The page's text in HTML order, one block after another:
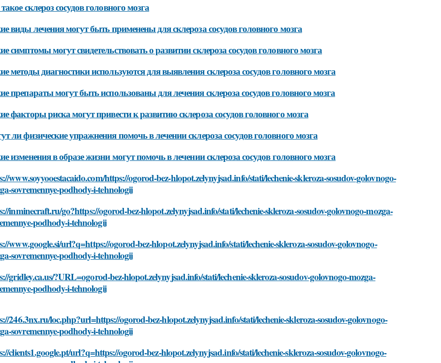
склероз сосудов головного мозга
виды лечения могут быть применены для склероза сосудов головного мозга
симптомы могут свидетельствовать о развитии склероза сосудов головного мозга
методы диагностики используются для выявления склероза сосудов головного мозга
препараты могут быть использованы для лечения склероза сосудов головного мозга
факторы риска могут привести к развитию склероза сосудов головного мозга
ли физические упражнения помочь в лечении склероза сосудов головного мозга
изменения в образе жизни могут помочь в лечении склероза сосудов головного мозга
www.soyyooestacaido.com/https://ogorod-bez-hlopot.zelynyjsad.info/stati/lechenie-skleroza-sosudov-golovnogo-
sovremennye-podhody-i-tehnologii
inminecraft.ru/go?https://ogorod-bez-hlopot.zelynyjsad.info/stati/lechenie-skleroza-sosudov-golovnogo-mozga-
podhody-i-tehnologii
www.google.si/url?q=https://ogorod-bez-hlopot.zelynyjsad.info/stati/lechenie-skleroza-sosudov-golovnogo-
sovremennye-podhody-i-tehnologii
gridley.ca.us/?URL=ogorod-bez-hlopot.zelynyjsad.info/stati/lechenie-skleroza-sosudov-golovnogo-mozga-
podhody-i-tehnologii
246.3nx.ru/loc.php?url=https://ogorod-bez-hlopot.zelynyjsad.info/stati/lechenie-skleroza-sosudov-golovnogo-
sovremennye-podhody-i-tehnologii
clients1.google.pt/url?q=https://ogorod-bez-hlopot.zelynyjsad.info/stati/lechenie-skleroza-sosudov-golovnogo-